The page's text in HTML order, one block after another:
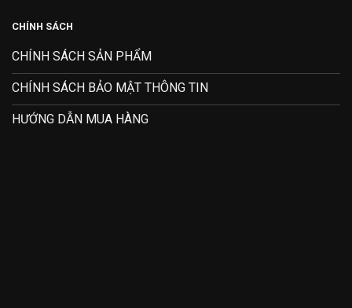
CHÍNH SÁCH
CHÍNH SÁCH SẢN PHẨM
CHÍNH SÁCH BẢO MẬT THÔNG TIN
HƯỚNG DẪN MUA HÀNG